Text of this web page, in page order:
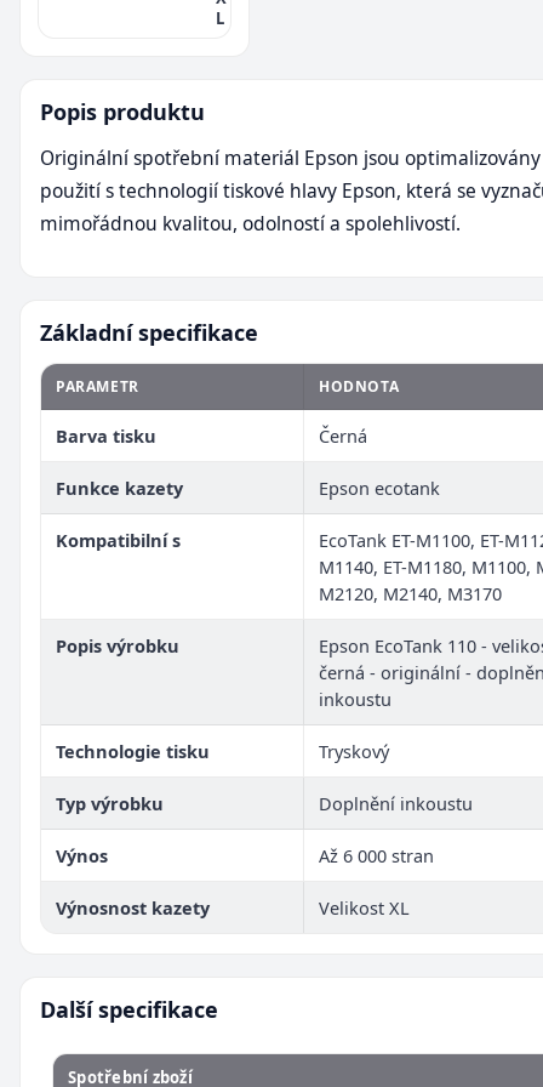
L
Popis produktu
Originální spotřební materiál Epson jsou
použití s technologií tiskové hlavy Epson, která se
mimořádnou kvalitou, odolností a spolehlivostí.
Základní specifikace
PARAMETR HODNOTA
Barva tisku Černá
Funkce kazety Epson ecotank
Kompatibilní s
EcoTank ET-M1100, ET-
M1140, ET-M1180, M1100,
M2120, M2140, M3170
Popis výrobku
Epson EcoTank 110 -
černá - originální -
inkoustu
Technologie tisku Tryskový
Typ výrobku Doplnění inkoustu
Výnos Až 6 000 stran
Výnosnost kazety Velikost XL
Další specifikace
Spotřební zboží